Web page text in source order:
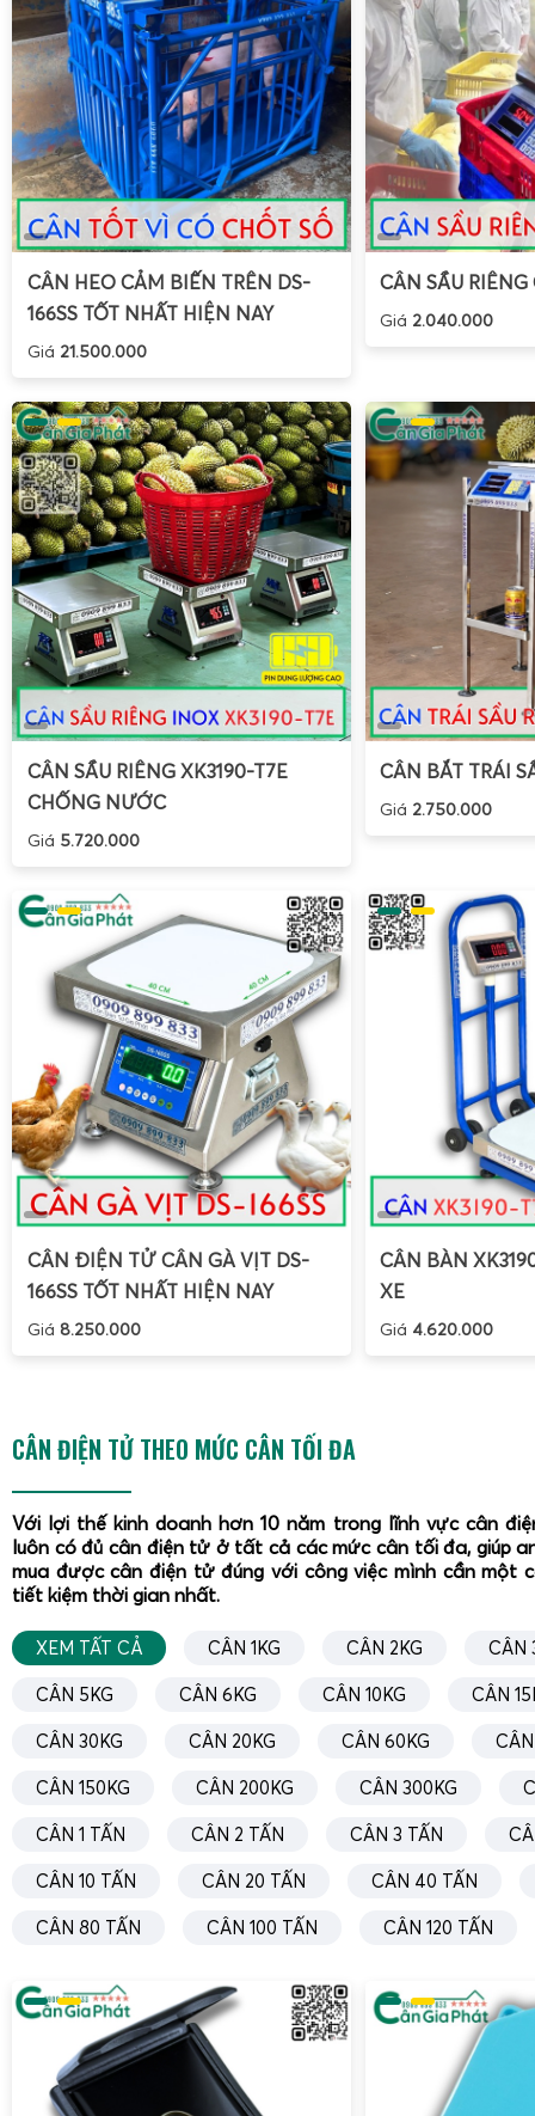
CÂN HEO CẢM BIẾN TRÊN DS-
166SS TỐT NHẤT HIỆN NAY
Giá 21.500.000
CÂN SẦU
Giá 2.040.000
CÂN SẦU RIÊNG XK3190-T7E
CHỐNG NƯỚC
Giá 5.720.000
CÂN BẮT TRÁI
Giá 2.750.000
CÂN ĐIỆN TỬ CÂN GÀ VỊT DS-
166SS TỐT NHẤT HIỆN NAY
Giá 8.250.000
CÂN BÀN
XE
Giá 4.620.000
CÂN ĐIỆN TỬ THEO MỨC CÂN TỐI ĐA
Với lợi thế kinh doanh hơn 10 năm trong lĩnh vực cân
luôn có đủ cân điện tử ở tất cả các mức cân tối đa, giúp
mua được cân điện tử đúng với công việc mình cần một
tiết kiệm thời gian nhất.
XEM TẤT CẢ CÂN 1KG CÂN 2KG CÂN
CÂN 5KG CÂN 6KG CÂN 10KG CÂN
CÂN 30KG CÂN 20KG CÂN 60KG
CÂN 150KG CÂN 200KG CÂN 300KG
CÂN 1 TẤN CÂN 2 TẤN CÂN 3 TẤN
CÂN 10 TẤN CÂN 20 TẤN CÂN 40 TẤN
CÂN 80 TẤN CÂN 100 TẤN CÂN 120 TẤN